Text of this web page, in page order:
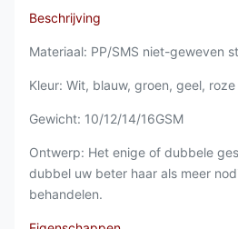
Beschrijving
Materiaal: PP/SMS niet-geweven
Kleur: Wit, blauw, groen, geel, roze
Gewicht: 10/12/14/16GSM
Ontwerp: Het enige of dubbele
dubbel uw beter haar als meer
behandelen.